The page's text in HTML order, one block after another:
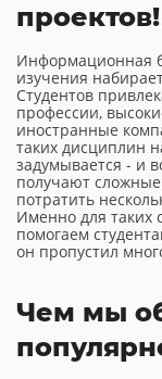
проектов!
Информационная
изучения
Студентов
профессии,
иностранные
таких дисциплин
задумывается - и
получают
потратить
Именно для таких
помогаем
он пропустил
Чем мы